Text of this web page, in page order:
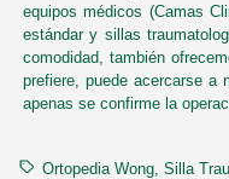
equipos médicos (Camas
estándar y sillas
comodidad, también
prefiere, puede acercarse a
apenas se confirme la
Ortopedia Wong Silla